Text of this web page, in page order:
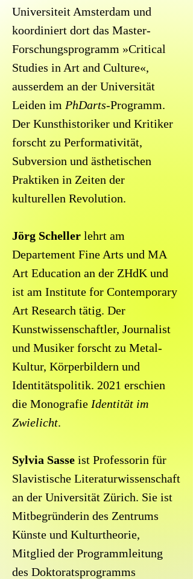
Universiteit Amsterdam und
koordiniert dort das Master-
Forschungsprogramm »Critical
Studies in Art and Culture«,
ausserdem an der Universität
Leiden im PhDarts-Programm.
Der Kunsthistoriker und Kritiker
forscht zu Performativität,
Subversion und ästhetischen
Praktiken in Zeiten der
kulturellen Revolution.
Jörg Scheller lehrt am
Departement Fine Arts und MA
Art Education an der ZHdK und
ist am Institute for Contemporary
Art Research tätig. Der
Kunstwissenschaftler, Journalist
und Musiker forscht zu Metal-
Kultur, Körperbildern und
Identitätspolitik. 2021 erschien
die Monografie Identität im
Zwielicht.
Sylvia Sasse ist Professorin für
Slavistische Literaturwissenschaft
an der Universität Zürich. Sie ist
Mitbegründerin des Zentrums
Künste und Kulturtheorie,
Mitglied der Programmleitung
des Doktoratsprogramms